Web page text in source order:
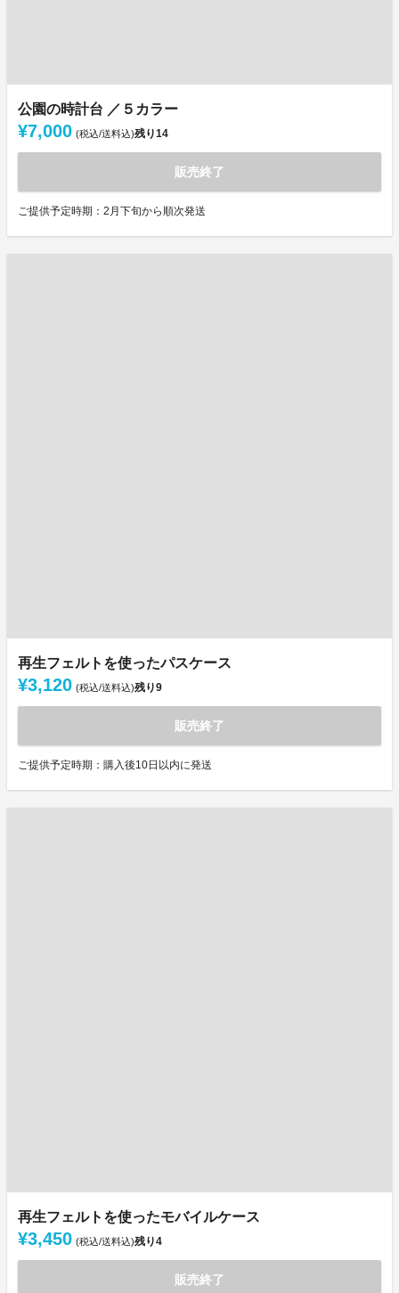
公園の時計台 ／５カラー
¥7,000 (税込/送料込)残り14
販売終了
ご提供予定時期：2月下旬から順次発送
再生フェルトを使ったパスケース
¥3,120 (税込/送料込)残り9
販売終了
ご提供予定時期：購入後10日以内に発送
再生フェルトを使ったモバイルケース
¥3,450 (税込/送料込)残り4
販売終了